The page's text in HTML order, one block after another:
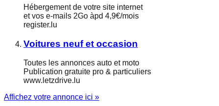
Hébergement de votre site internet
et vos e-mails 2Go àpd 4,9€/mois
register.lu
Voitures neuf et occasion
Toutes les annonces auto et moto
Publication gratuite pro & particuliers
www.letzdrive.lu
Affichez votre annonce ici »